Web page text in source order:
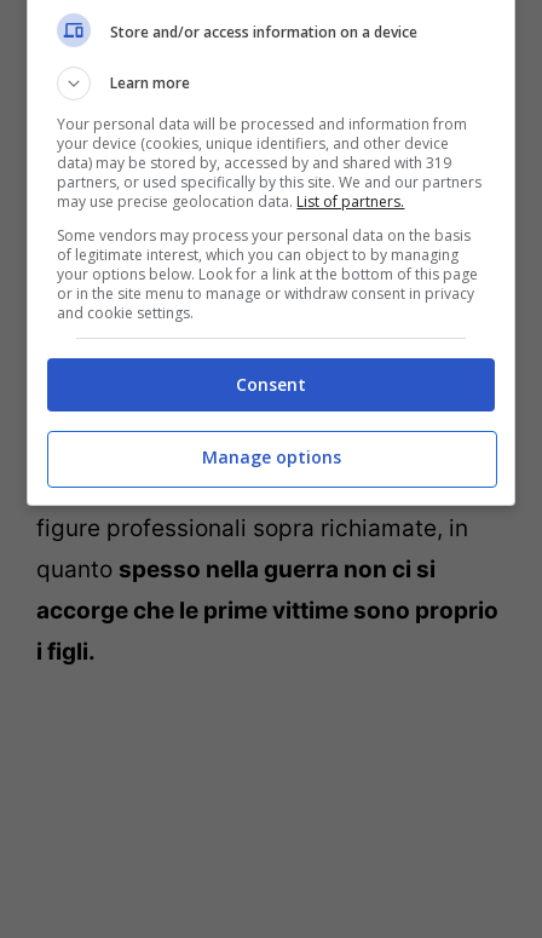
ultimi che
giudiziari
I minoridevono esseretutelatinella loro
crescita personalee nella lorovita di
relazione, affinché iltrauma della
separazionedei genitori non liinibisca
nella crescita.
Quindi cara mamma, se ti rendi conto che
il rapporto con il tuo lui è ormai finito, ma
quello che vi unisce ancora è la presenza
di un figlio, non esitare a rivolgerti alle
figure professionali sopra richiamate, in
quanto spesso nella guerra non ci si
accorge che le prime vittime sono proprio
i figli.
Store and/or access information on a device
Learn more
Your personal data will be processed and information from
your device (cookies, unique identifiers, and other device
data) may be stored by, accessed by and shared with 319
partners, or used specifically by this site. We and our partners
may use precise geolocation data. List of partners.
Some vendors may process your personal data on the basis
of legitimate interest, which you can object to by managing
your options below. Look for a link at the bottom of this page
or in the site menu to manage or withdraw consent in privacy
and cookie settings.
Consent
Manage options